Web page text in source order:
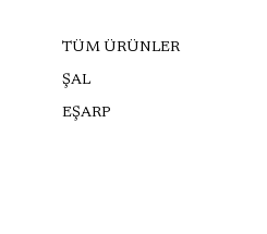
TÜM ÜRÜNLER
ŞAL
EŞARP